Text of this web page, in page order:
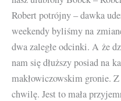
Robert potrójny – dawka
weekendy byliśmy na
dwa zaległe odcinki. A że
nam się dłuższy posiad na
makłowiczowskim gronie.
chwilę. Jest to mała